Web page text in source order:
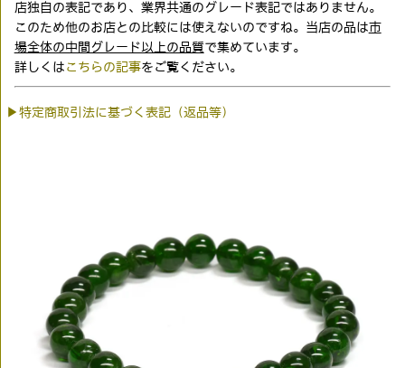
店独自の表記であり、業界共通のグレード表記ではありません。
このため他のお店との比較には使えないのですね。当店の品は市
場全体の中間グレード以上の品質で集めています。
詳しくは こちらの記事をご覧ください。
▶特定商取引法に基づく表記（返品等）